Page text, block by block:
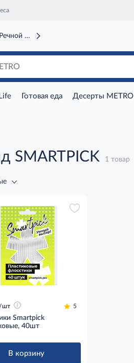
вокзал)
Готовая еда Десерты METRO
SMARTPICK 1 товар
/шт 5
Smartpick
40шт
В корзину